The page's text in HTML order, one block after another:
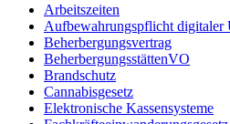
Arbeitszeiten
Aufbewahrungspflicht digitaler
Beherbergungsvertrag
BeherbergungsstättenVO
Brandschutz
Cannabisgesetz
Elektronische Kassensysteme